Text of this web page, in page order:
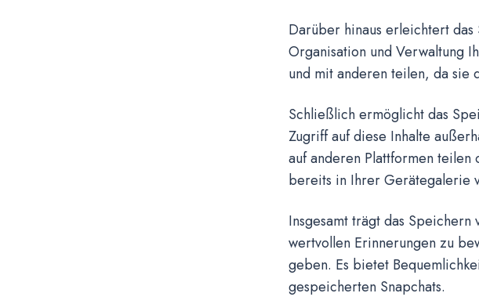
Darüber hinaus erleichtert
Organisation und Verwaltung
und mit anderen teilen, da
Schließlich ermöglicht das
Zugriff auf diese Inhalte
auf anderen Plattformen
bereits in Ihrer Gerätegalerie
Insgesamt trägt das
wertvollen Erinnerungen zu
geben. Es bietet
gespeicherten Snapchats.